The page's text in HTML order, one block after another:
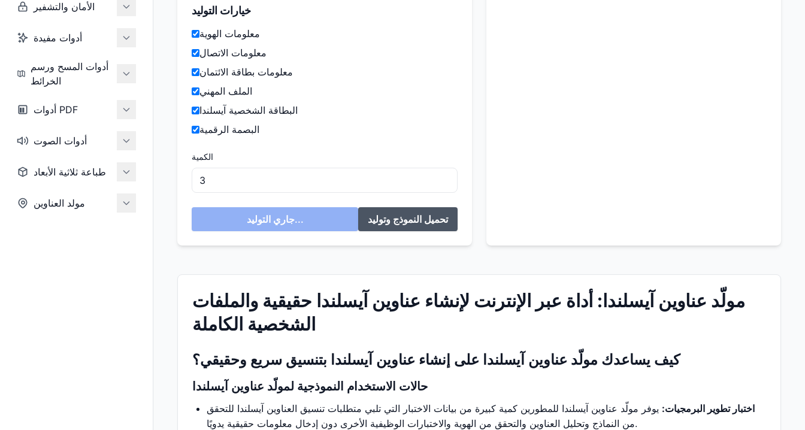
الأمان والتشفير
أدوات مفيدة
أدوات المسح ورسم
الخرائط
أدوات PDF
أدوات الصوت
طباعة ثلاثية الأبعاد
مولد العناوين
خيارات التوليد
معلومات الهوية
معلومات الاتصال
معلومات بطاقة الائتمان
الملف المهني
البطاقة الشخصية آيسلندا
البصمة الرقمية
الكمية
جاري التوليد... تحميل النموذج وتوليد
مولّد عناوين آيسلندا: أداة عبر الإنترنت لإنشاء عناوين آيسلندا حقيقية والملفات
الشخصية الكاملة
كيف يساعدك مولّد عناوين آيسلندا على إنشاء عناوين آيسلندا بتنسيق سريع وحقيقي؟
حالات الاستخدام النموذجية لمولّد عناوين آيسلندا
اختبار تطوير البرمجيات: يوفر مولّد عناوين آيسلندا للمطورين كمية كبيرة من بيانات الاختبار التي تلبي متطلبات تنسيق العناوين آيسلندا للتحقق
من النماذج وتحليل العناوين والتحقق من الهوية والاختبارات الوظيفية الأخرى دون إدخال معلومات حقيقية يدويًا.